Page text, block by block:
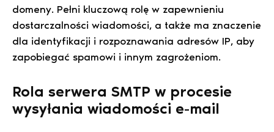
domeny. Pełni kluczową rolę w zapewnieniu
dostarczalności wiadomości, a także ma znaczenie
dla identyfikacji i rozpoznawania adresów IP, aby
zapobiegać spamowi i innym zagrożeniom.
Rola serwera SMTP w procesie
wysyłania wiadomości e-mail